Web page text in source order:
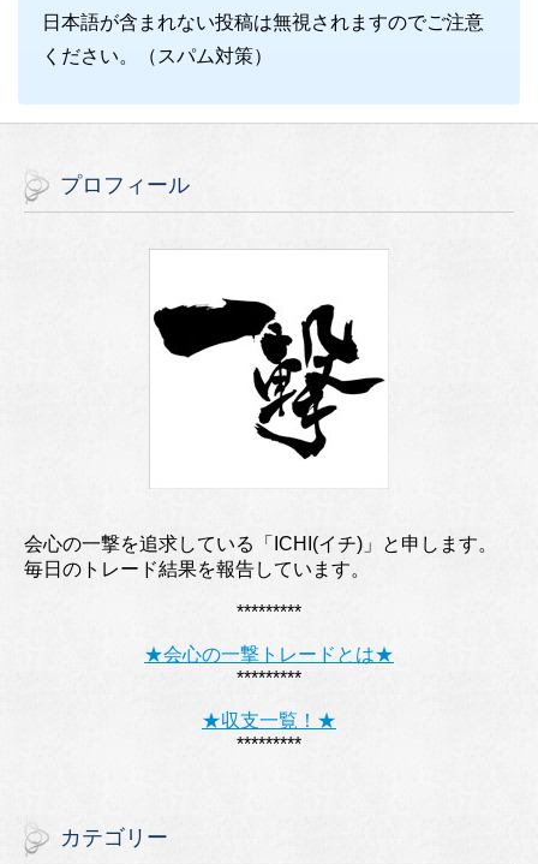
日本語が含まれない投稿は無視されますのでご注意
ください。（スパム対策）
プロフィール
会心の一撃を追求している「ICHI(イチ)」と申します。
毎日のトレード結果を報告しています。
*********
★会心の一撃トレードとは★
*********
★収支一覧！★
*********
カテゴリー